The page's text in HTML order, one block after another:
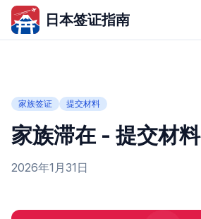
日本签证指南
家族签证 提交材料
家族滞在 - 提交材料
2026年1月31日